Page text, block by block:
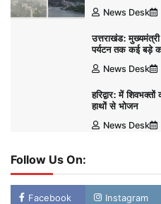
News Desk
उत्तराखंड:
पर्यटन तक कई बड़े
News Desk
हरिद्वार: में
हाथों से भोजन
News Desk
Follow Us On:
Facebook Instagram